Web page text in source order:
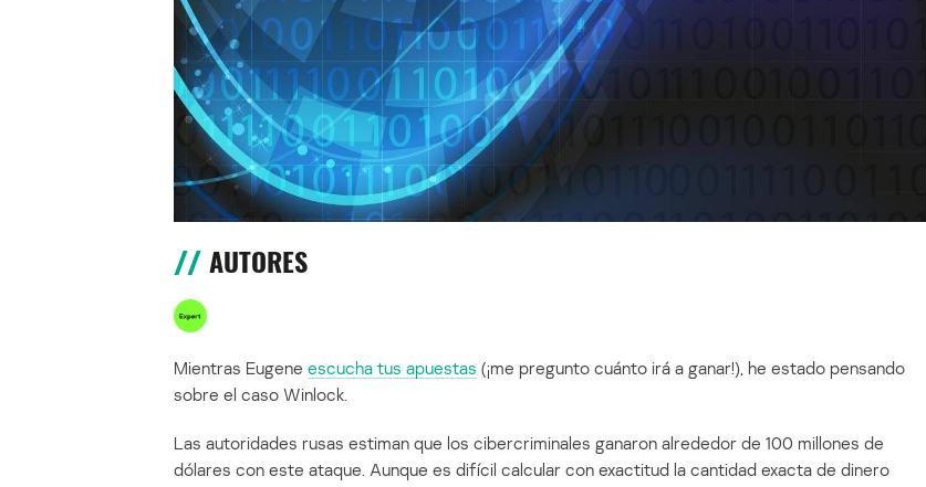
AUTORES
Mientras Eugene escucha tus apuestas (¡me pregunto cuánto irá a ganar!), he estado pensando
sobre el caso Winlock.
Las autoridades rusas estiman que los cibercriminales ganaron alrededor de 100 millones de
dólares con este ataque. Aunque es difícil calcular con exactitud la cantidad exacta de dinero